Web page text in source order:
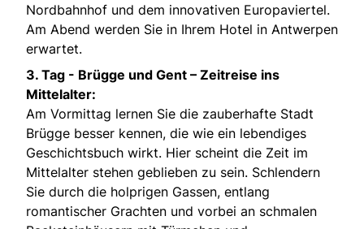
Nordbahnhof und dem innovativen Europaviertel.
Am Abend werden Sie in Ihrem Hotel in Antwerpen
erwartet.
3. Tag - Brügge und Gent – Zeitreise ins
Mittelalter:
Am Vormittag lernen Sie die zauberhafte Stadt
Brügge besser kennen, die wie ein lebendiges
Geschichtsbuch wirkt. Hier scheint die Zeit im
Mittelalter stehen geblieben zu sein. Schlendern
Sie durch die holprigen Gassen, entlang
romantischer Grachten und vorbei an schmalen